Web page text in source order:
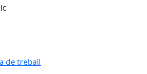
de treball